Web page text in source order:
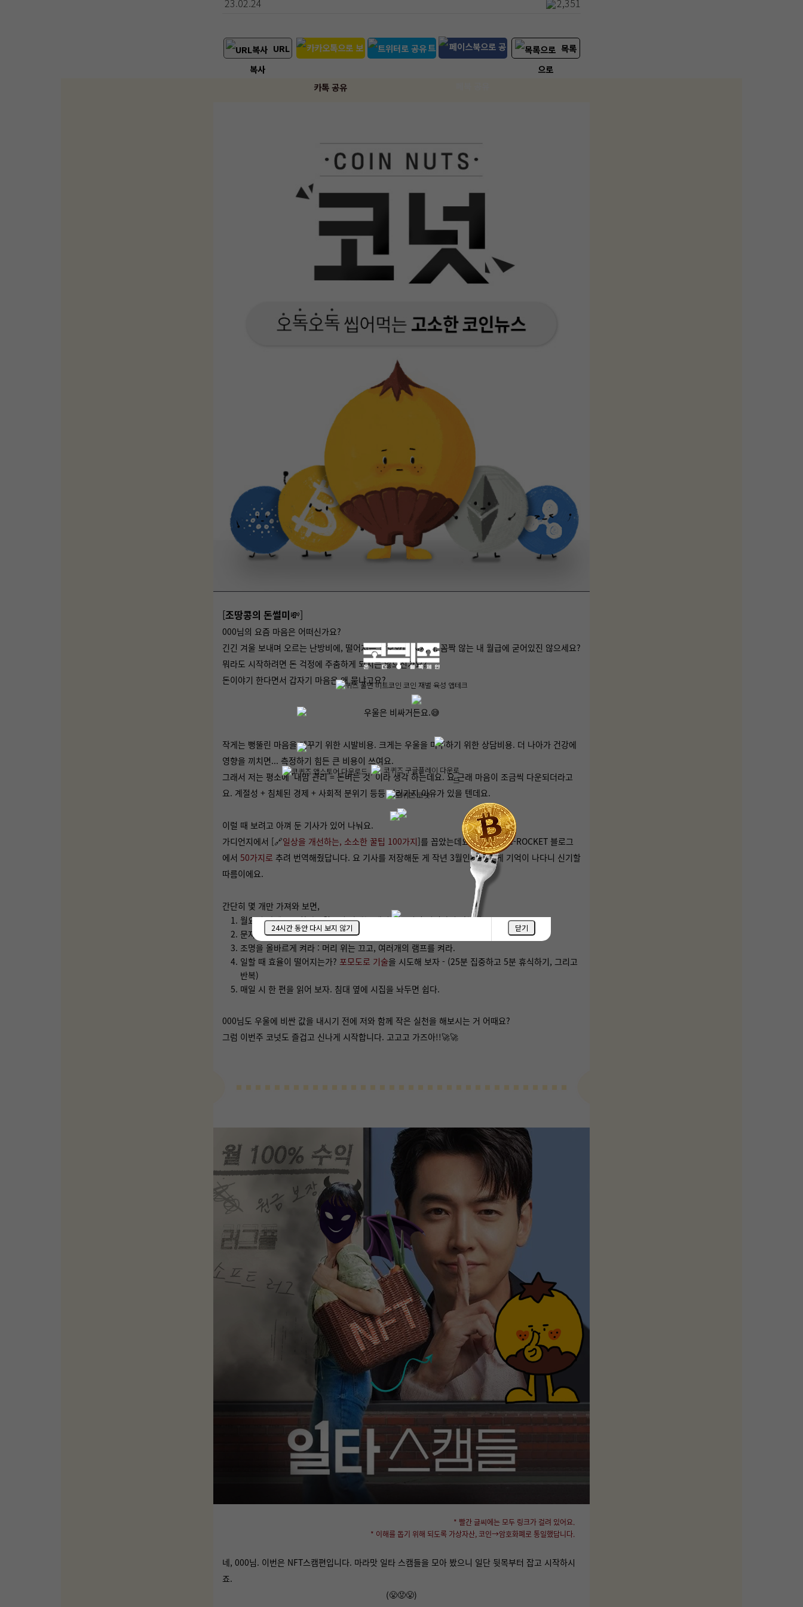
24시간 동안 다시 보지 않기 닫기
23.02.24 2,351
URL
복사
카톡 공유
트
목록
으로
[조땅콩의 돈썰미💸]
000님의 요즘 마음은 어떠신가요?
긴긴 겨울 보내며 오르는 난방비에, 떨어지는 암호화폐 시세에, 꼼짝 않는 내 월급에 굳어있진 않으세요?
뭐라도 시작하려면 돈 걱정에 주춤하게 되지는 않으신가요?
돈이야기 한다면서 갑자기 마음은 왜 묻냐고요?
우울은 비싸거든요.😅
작게는 뻥뚤린 마음을 메꾸기 위한 시발비용. 크게는 우울을 마주하기 위한 상담비용. 더 나아가 건강에
영향을 끼치면... 측정하기 힘든 큰 비용이 쓰여요.
그래서 저는 평소에 ‘내맘 관리 = 돈버는 것’ 이라 생각 하는데요. 요 근래 마음이 조금씩 다운되더라고
요. 계절성 + 침체된 경제 + 사회적 분위기 등등 여러가지 이유가 있을 텐데요.
이럴 때 보려고 아껴 둔 기사가 있어 나눠요.
가디언지에서 [🔗일상을 개선하는, 소소한 꿀팁 100가지]를 꼽았는데요. 고맙게도 C-ROCKET 블로그
에서 50가지로 추려 번역해줬답니다. 요 기사를 저장해둔 게 작년 3월인데 요렇게 기억이 나다니 신기할
따름이에요.
간단히 몇 개만 가져와 보면,
월요일 밤에 운동하라 - 월요일 밤에는 재미있는 일이 일어나지 않는다.
문자 대신 음성 메모를 보내보자. 미니 팟캐스트처럼 들릴 것이다.
조명을 올바르게 켜라 : 머리 위는 끄고, 여러개의 램프를 켜라.
일할 때 효율이 떨어지는가? 포모도로 기술을 시도해 보자 - (25분 집중하고 5분 휴식하기, 그리고
반복)
매일 시 한 편을 읽어 보자. 침대 옆에 시집을 놔두면 쉽다.
000님도 우울에 비싼 값을 내시기 전에 저와 함께 작은 실천을 해보시는 거 어때요?
그럼 이번주 코넛도 즐겁고 신나게 시작합니다. 고고고 가즈아!!🚀🚀
* 빨간 글씨에는 모두 링크가 걸려 있어요.
* 이해를 돕기 위해 되도록 가상자산, 코인→암호화폐로 통일했답니다.
네, 000님. 이번은 NFT스캠편입니다. 마라맛 일타 스캠들을 모아 봤으니 일단 뒷목부터 잡고 시작하시
죠.
(😤😡😤)